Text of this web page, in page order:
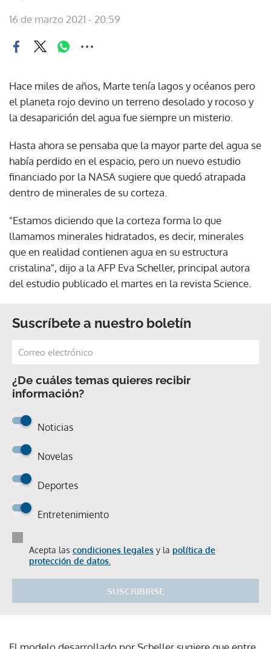
16 de marzo 2021 - 20:59
Hace miles de años, Marte tenía lagos y océanos pero
el planeta rojo devino un terreno desolado y rocoso y
la desaparición del agua fue siempre un misterio.
Hasta ahora se pensaba que la mayor parte del agua se
había perdido en el espacio, pero un nuevo estudio
financiado por la NASA sugiere que quedó atrapada
dentro de minerales de su corteza.
"Estamos diciendo que la corteza forma lo que
llamamos minerales hidratados, es decir, minerales
que en realidad contienen agua en su estructura
cristalina", dijo a la AFP Eva Scheller, principal autora
del estudio publicado el martes en la revista Science.
Suscríbete a nuestro boletín
¿De cuáles temas quieres recibir
información?
Noticias
Novelas
Deportes
Entretenimiento
Acepta las condiciones legales y la política de
protección de datos.
SUSCRIBIRSE